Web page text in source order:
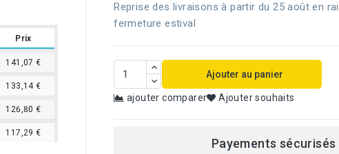
Prix
141,07 €
133,14 €
126,80 €
117,29 €
Reprise des livraisons à partir du 25 août en
fermeture estival
Ajouter au panier
ajouter comparer Ajouter souhaits
Payements sécurisés